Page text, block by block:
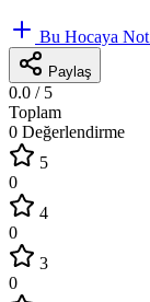
Bu Hocaya
Paylaş
0.0 / 5
Toplam
0 Değerlendirme
5
0
4
0
3
0